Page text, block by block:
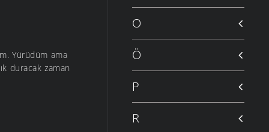
Yürüdüm ama
duracak zaman
O
Ö
P
R